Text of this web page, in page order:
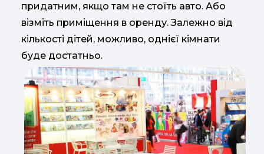
придатним, якщо там не стоїть авто. Або
візміть приміщення в оренду. Залежно від
кількості дітей, можливо, однієї кімнати
буде достатньо.